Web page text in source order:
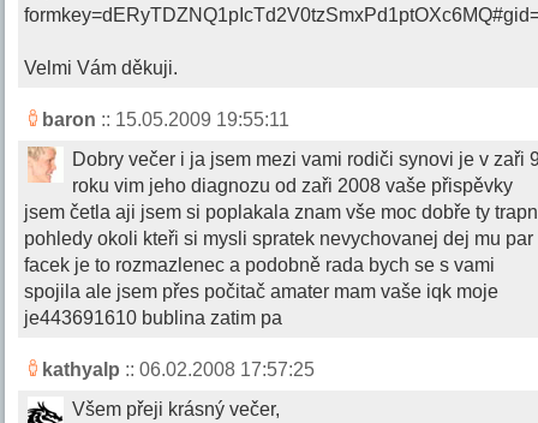
Velmi Vám děkuji.
baron :: 15.05.2009 19:55:11
Dobry večer i ja jsem mezi vami rodiči synovi je v zaři
roku vim jeho diagnozu od zaři 2008 vaše přispěvky
jsem četla aji jsem si poplakala znam vše moc dobře ty
pohledy okoli kteři si mysli spratek nevychovanej dej mu par
facek je to rozmazlenec a podobně rada bych se s vami
spojila ale jsem přes počitač amater mam vaše iqk moje
je443691610 bublina zatim pa
kathyalp :: 06.02.2008 17:57:25
Všem přeji krásný večer,